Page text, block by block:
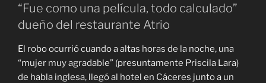
“Fue como una película, todo calculado”
dueño del restaurante Atrio
El robo ocurrió cuando a altas horas de la noche, una
“mujer muy agradable” (presuntamente Priscila Lara)
de habla inglesa, llegó al hotel en Cáceres junto a un